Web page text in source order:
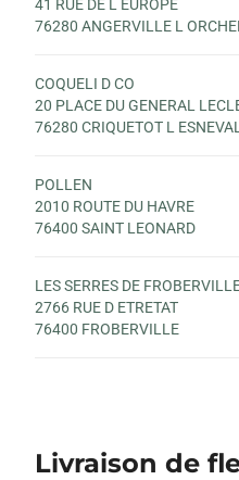
41 RUE DE L EUROPE
76280 ANGERVILLE L
COQUELI D CO
20 PLACE DU GENERAL
76280 CRIQUETOT L ESNEVAL
POLLEN
2010 ROUTE DU HAVRE
76400 SAINT LEONARD
LES SERRES DE
2766 RUE D ETRETAT
76400 FROBERVILLE
Livraison de